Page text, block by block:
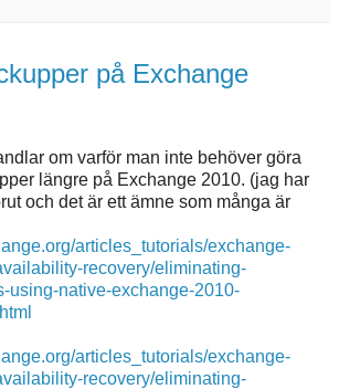
på Exchange
om varför man inte behöver göra
längre på Exchange 2010. (jag har
och det är ett ämne som många är
articles_tutorials/exchange-
recovery/eliminating-
using-native-exchange-2010-
articles_tutorials/exchange-
recovery/eliminating-